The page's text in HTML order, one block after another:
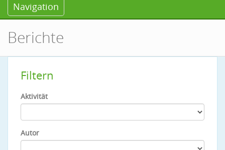
Navigation
Berichte
Filtern
Aktivität
Autor